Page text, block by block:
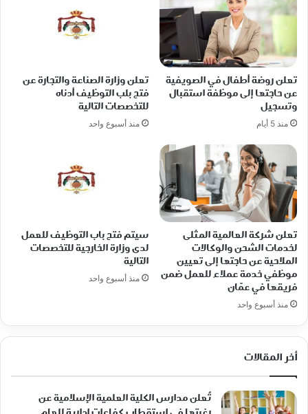
تعلن روضة أطفال في الصويفية
عن حاجتها إلى موظفة استقبال
وتسجيل
منذ 5 أيام
تعلن وزارة الصناعة والتجارة عن
فتح بلب التوظيف أدناه
للتخصصات التالية
منذ أسبوع واحد
تعلن شركة العالمية المثلى
لخدمات الشحن والوكالات
الملاحية عن حاجتها إلى تعيين
موظفي خدمة عملاء للعمل ضمن
فريقها في عمّان
منذ أسبوع واحد
سيتم فتح باب التوظيف للعمل
لدى وزارة الخارجية للتخصصات
التالية
منذ أسبوع واحد
أخر المقالات
تُعلن مدارس الكلية العلمية الإسلامية عن